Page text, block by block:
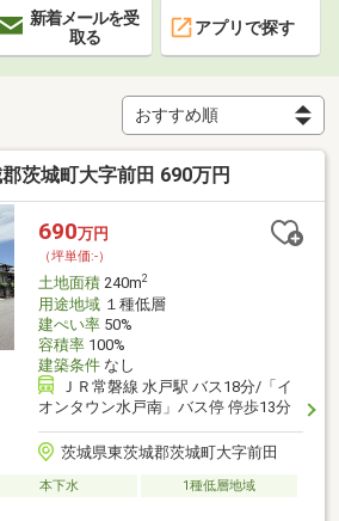
新着メールを受
取る
アプリで探す
茨城町大字前田 690万円
690万円
（坪単価:-）
土地面積240m2
用途地域１種低層
建ぺい率50%
容積率100%
建築条件なし
ＪＲ常磐線 水戸駅 バス18分/「イ
オンタウン水戸南」バス停 停歩13分
茨城県東茨城郡茨城町大字前田
本下水
1種低層地域